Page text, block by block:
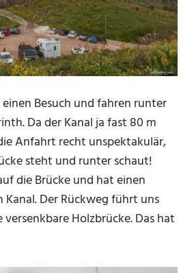
Besuch und fahren runter
Da der Kanal ja fast 80 m
Anfahrt recht unspektakulär,
steht und runter schaut!
die Brücke und hat einen
Der Rückweg führt uns
Holzbrücke. Das hat